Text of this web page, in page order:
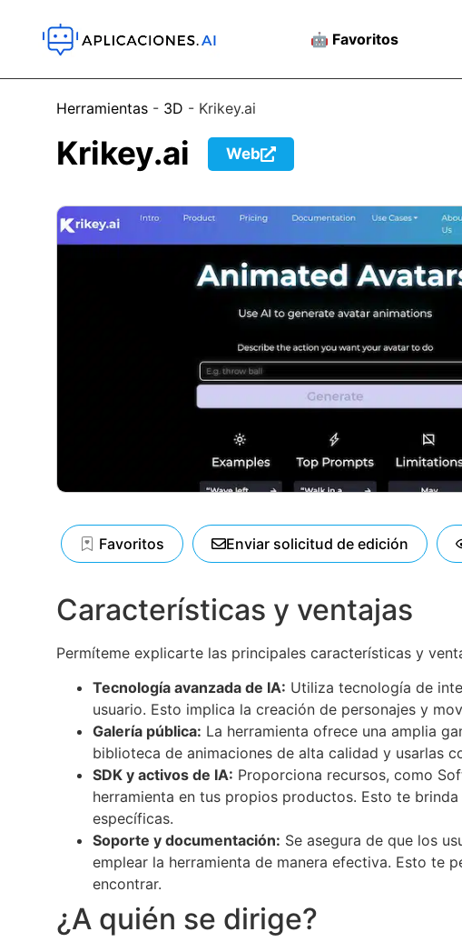
🤖 Favoritos
Herramientas - 3D - Krikey.ai
Krikey.ai Web
Favoritos Enviar solicitud de edición
Características y ventajas
Permíteme explicarte las principales características y
Tecnología avanzada de IA: Utiliza tecnología de
usuario. Esto implica la creación de personajes y
Galería pública: La herramienta ofrece una amplia
biblioteca de animaciones de alta calidad y usarlas
SDK y activos de IA: Proporciona recursos, como
herramienta en tus propios productos. Esto te
específicas.
Soporte y documentación: Se asegura de que los
emplear la herramienta de manera efectiva. Esto te
encontrar.
¿A quién se dirige?